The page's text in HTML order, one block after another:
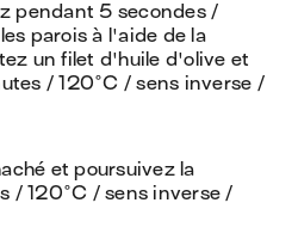
pendant 5 secondes /
parois à l'aide de la
un filet d'huile d'olive et
/ 120°C / sens inverse /
et poursuivez la
/ 120°C / sens inverse /